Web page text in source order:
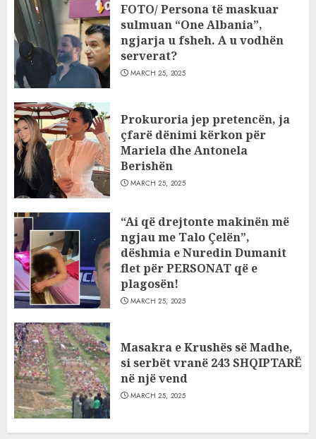
FOTO/ Persona të maskuar
sulmuan “One Albania”,
ngjarja u fsheh. A u vodhën
serverat?
MARCH 25, 2025
Prokuroria jep pretencën, ja
çfarë dënimi kërkon për
Mariela dhe Antonela
Berishën
MARCH 25, 2025
“Ai që drejtonte makinën më
ngjau me Talo Çelën”,
dëshmia e Nuredin Dumanit
flet për PERSONAT që e
plagosën!
MARCH 25, 2025
Masakra e Krushës së Madhe,
si serbët vranë 243 SHQIPTARË
në një vend
MARCH 25, 2025